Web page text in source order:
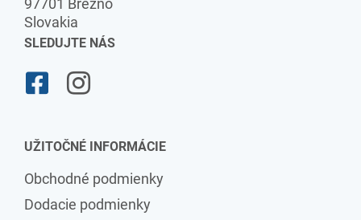
Slovakia
SLEDUJTE NÁS
UŽITOČNÉ INFORMÁCIE
Obchodné podmienky
Dodacie podmienky